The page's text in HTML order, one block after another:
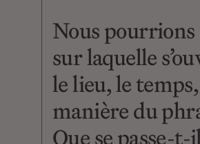
Nous pourrions
sur laquelle
le lieu, le
manière du
Que se passe-